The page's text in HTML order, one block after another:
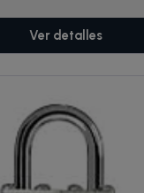
Ver detalles